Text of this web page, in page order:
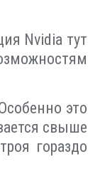
Nvidia тут
это
свыше
гораздо